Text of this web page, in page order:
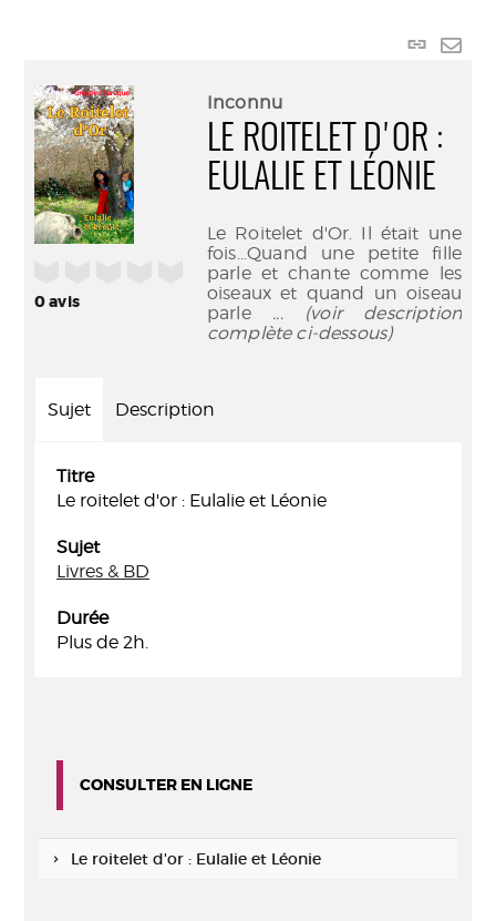
Lien
0avis
Inconnu
LE ROITELET D'OR :
EULALIE ET LÉONIE
Le Roitelet d'Or. Il était une
fois...Quand une petite fille
parle et chante comme les
oiseaux et quand un oiseau
parle ... (voir description
complète ci-dessous)
Sujet Description
Titre
Le roitelet d'or : Eulalie et Léonie
Sujet
Livres & BD
Durée
Plus de 2h.
CONSULTER EN LIGNE
Le roitelet d'or : Eulalie et Léonie